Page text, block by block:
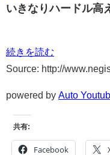
いきなりハードル高
続きを読む
Source: http://
powered by Auto
共有:
Facebook